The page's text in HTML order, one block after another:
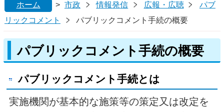
ホーム > 市政 情報発信 広報・広聴
パブ
リックコメント
パブリックコメント手続の概要
パブリックコメント手続の概要
パブリックコメント手続とは
実施機関が基本的な施策等の策定又は改定を